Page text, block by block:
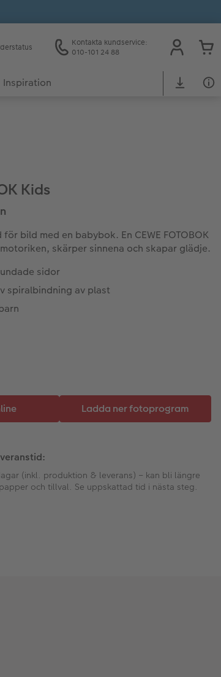
Kontakta kundservice:
010-101 24 88
Inspiration
Kids
bild med en babybok. En CEWE FOTOBOK
skärper sinnena och skapar glädje.
sidor
spiralbindning av plast
(inkl. produktion & leverans) – kan bli längre
och tillval. Se uppskattad tid i nästa steg.